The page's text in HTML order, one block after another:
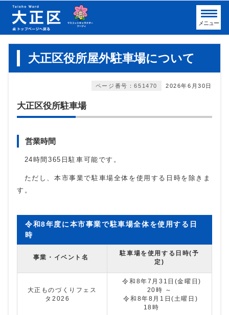
メニュー
大正区役所屋外駐車場について
2026年6月30日
ページ番号：651470
大正区役所駐車場
営業時間
24時間365日駐車可能です。
ただし、本市事業で駐車場全体を使用する日時を除きま
す。
令和8年度に本市事業で駐車場全体を使用する日
時
事業・イベント名
駐車場を使用する日時(予
定)
大正ものづくりフェス
タ2026
令和8年7月31日(金曜日)
20時 ～
令和8年8月1日(土曜日)
18時